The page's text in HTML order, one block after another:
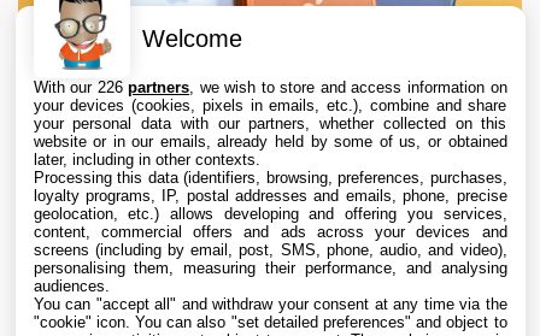
Apple augmente les valeurs de reprise des
iPhone, iPad, Mac et Apple Watch
6 Aug. 2026 • 19:02
Welcome
With our 226partners , we wish to store and access information on
your devices (cookies, pixels in emails, etc.), combine and share
your personal data with our partners, whether collected on this
website or in our emails, already held by some of us, or obtained
later, including in other contexts.
Processing this data (identifiers, browsing, preferences, purchases,
loyalty programs, IP, postal addresses and emails, phone, precise
geolocation, etc.) allows developing and offering you services,
content, commercial offers and ads across your devices and
screens (including by email, post, SMS, phone, audio, and video),
personalising them, measuring their performance, and analysing
audiences.
You can "accept all" and withdraw your consent at any time via the
"cookie" icon. You can also "set detailed preferences" and object to